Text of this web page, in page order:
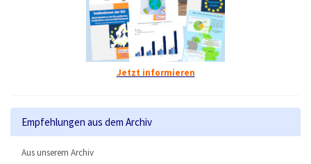
Jetzt informieren
Empfehlungen aus dem Archiv
Aus unserem Archiv